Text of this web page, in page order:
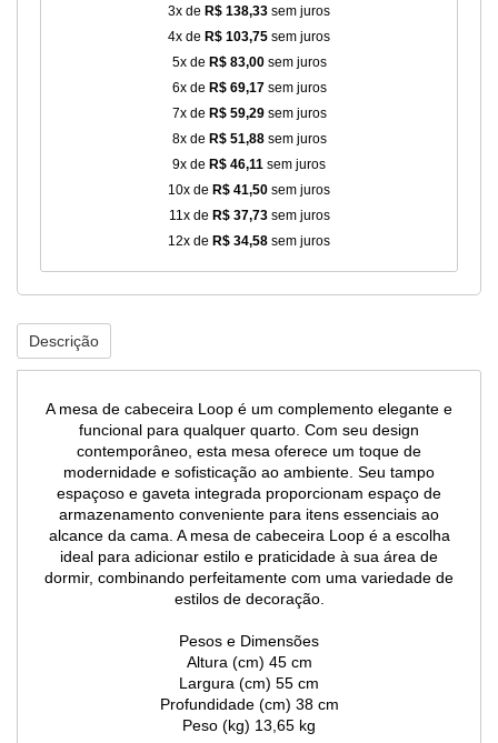
3x de R$ 138,33 sem juros
4x de R$ 103,75 sem juros
5x de R$ 83,00sem juros
6x de R$ 69,17sem juros
7x de R$ 59,29sem juros
8x de R$ 51,88sem juros
9x de R$ 46,11 sem juros
10x de R$ 41,50 sem juros
11x de R$ 37,73sem juros
12x de R$ 34,58 sem juros
Descrição
A mesa de cabeceira Loop é um complemento elegante e
funcional para qualquer quarto. Com seu design
contemporâneo, esta mesa oferece um toque de
modernidade e sofisticação ao ambiente. Seu tampo
espaçoso e gaveta integrada proporcionam espaço de
armazenamento conveniente para itens essenciais ao
alcance da cama. A mesa de cabeceira Loop é a escolha
ideal para adicionar estilo e praticidade à sua área de
dormir, combinando perfeitamente com uma variedade de
estilos de decoração.
Pesos e Dimensões
Altura (cm) 45 cm
Largura (cm) 55 cm
Profundidade (cm) 38 cm
Peso (kg) 13,65 kg